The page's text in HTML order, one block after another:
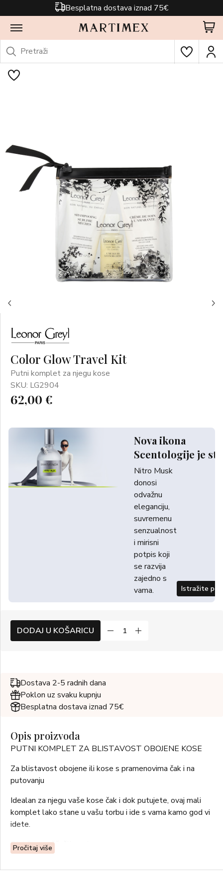
Besplatna dostava iznad 75€
Color Glow Travel Kit
Putni komplet za njegu kose
SKU: LG2904
62,00 €
Nova ikona
Scentologije je
Nitro Musk
donosi
odvažnu
eleganciju,
suvremenu
senzualnost
i mirisni
potpis koji
se razvija
zajedno s
vama.
Istražite
DODAJ U KOŠARICU
Dostava 2-5 radnih dana
Poklon uz svaku kupnju
Besplatna dostava iznad 75€
Opis proizvoda
PUTNI KOMPLET ZA BLISTAVOST OBOJENE KOSE
Za blistavost obojene ili kose s pramenovima čak i na
putovanju
Idealan za njegu vaše kose čak i dok putujete, ovaj mali
komplet lako stane u vašu torbu i ide s vama kamo god vi
idete.
Olakšava raščešljavanje
Pročitaj više